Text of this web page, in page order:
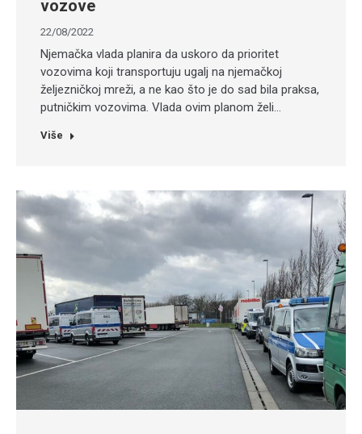
vozove
22/08/2022
Njemačka vlada planira da uskoro da prioritet
vozovima koji transportuju ugalj na njemačkoj
željezničkoj mreži, a ne kao što je do sad bila praksa,
putničkim vozovima. Vlada ovim planom želi…
Više